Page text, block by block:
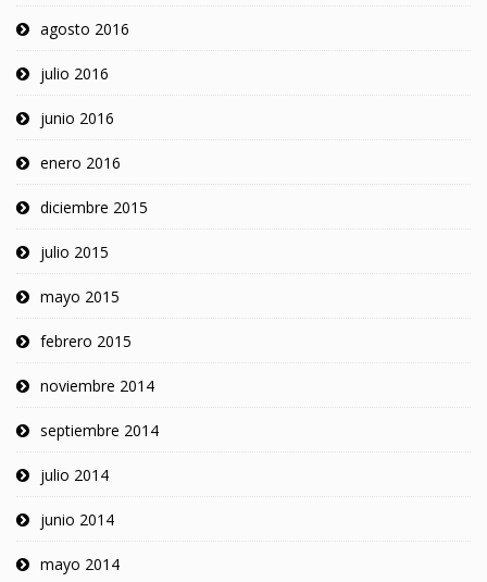
agosto 2016
julio 2016
junio 2016
enero 2016
diciembre 2015
julio 2015
mayo 2015
febrero 2015
noviembre 2014
septiembre 2014
julio 2014
junio 2014
mayo 2014